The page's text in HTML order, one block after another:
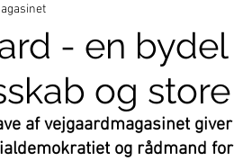
- en
og
af vejgaardmagasinet
og rådmand